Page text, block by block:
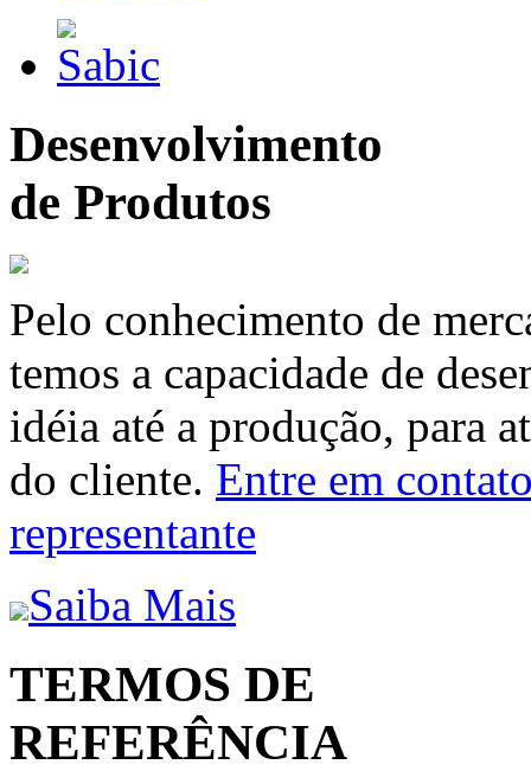
Desenvolvimento
de Produtos
Pelo conhecimento de
temos a capacidade de
idéia até a produção, para
do cliente. Entre em
representante
Saiba Mais
TERMOS DE
REFERÊNCIA